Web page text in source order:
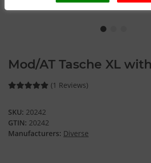
Mod/AT Tasche XL
(1 Reviews)
SKU: 20242
GTIN: 20242
Manufacturers: Diverse